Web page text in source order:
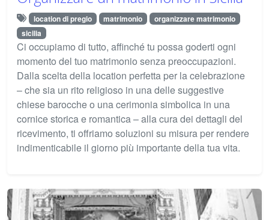
location di pregio matrimonio
organizzare matrimonio
sicilia
Ci occupiamo di tutto, affinché tu possa goderti ogni
momento del tuo matrimonio senza preoccupazioni.
Dalla scelta della location perfetta per la celebrazione
– che sia un rito religioso in una delle suggestive
chiese barocche o una cerimonia simbolica in una
cornice storica e romantica – alla cura dei dettagli del
ricevimento, ti offriamo soluzioni su misura per rendere
indimenticabile il giorno più importante della tua vita.